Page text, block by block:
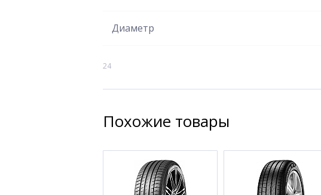
Диаметр
24
Похожие товары